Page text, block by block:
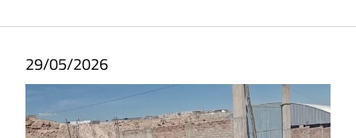
29/05/2026